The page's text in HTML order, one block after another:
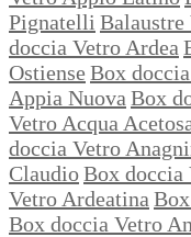
Pignatelli Balaustre
doccia Vetro Ardea
Ostiense Box
Appia Nuova Box
Vetro Acqua
doccia Vetro
ClaudioBox doccia
Vetro Ardeatina
Box doccia Vetro